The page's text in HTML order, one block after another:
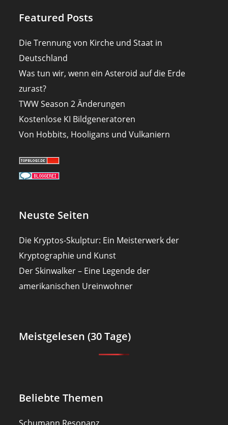
Featured Posts
Die Trennung von Kirche und Staat in
Deutschland
Was tun wir, wenn ein Asteroid auf die Erde
zurast?
TWW Season 2 Änderungen
Kostenlose KI Bildgeneratoren
Von Hobbits, Hooligans und Vulkaniern
Neuste Seiten
Die Kryptos-Skulptur: Ein Meisterwerk der
Kryptographie und Kunst
Der Skinwalker – Eine Legende der
amerikanischen Ureinwohner
Meistgelesen (30 Tage)
Beliebte Themen